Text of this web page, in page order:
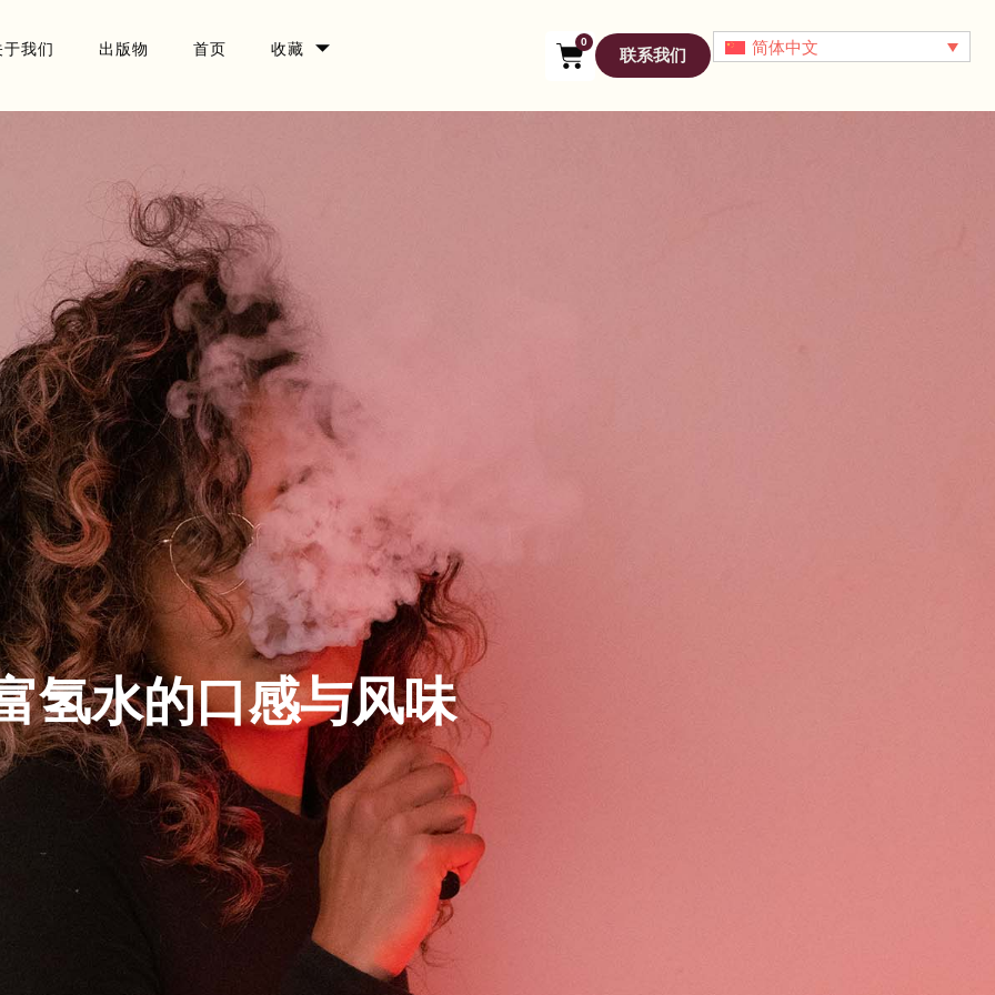
于我们 出版物 首页 收藏 0
联系我们 简体中文
氢水的口感与风味